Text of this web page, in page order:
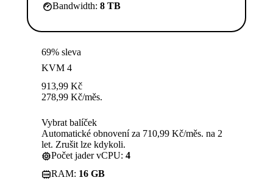
Bandwidth: 8 TB
69% sleva
KVM 4
913,99 Kč
278,99 Kč/měs.
Vybrat balíček
Automatické obnovení za 710,99 Kč/měs. na 2
let. Zrušit lze kdykoli.
Počet jader vCPU: 4
RAM: 16 GB